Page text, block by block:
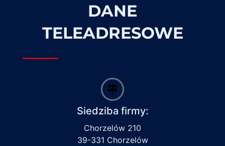
DANE
TELEADRESOWE
Siedziba firmy:
Chorzelów 210
39-331 Chorzelów